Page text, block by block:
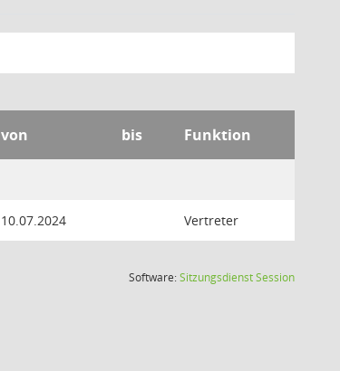
von bis Funktion
10.07.2024 Vertreter
Software:SitzungsdienstSession(Wird in